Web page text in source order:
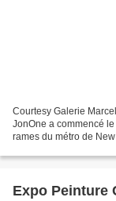
Courtesy Galerie
JonOne a commencé
rames du métro de
Expo Peinture